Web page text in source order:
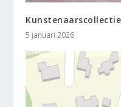
5 januari 2026